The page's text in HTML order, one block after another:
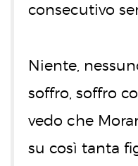
consecutivo
Niente,
soffro, soffro
vedo che
su così tanta